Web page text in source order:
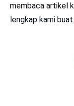
membaca artikel
lengkap kami